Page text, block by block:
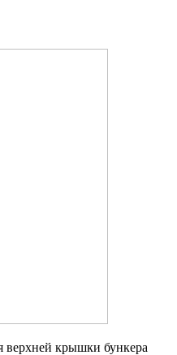
верхней крышки бункера